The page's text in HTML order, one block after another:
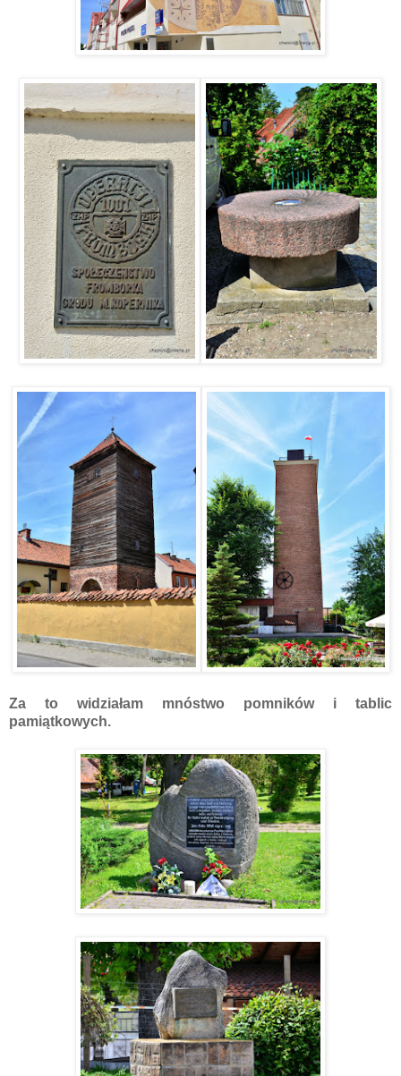
Za to widziałam mnóstwo pomników i tablic
pamiątkowych.